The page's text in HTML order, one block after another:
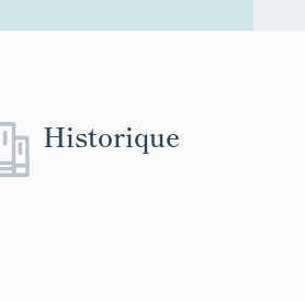
Historique